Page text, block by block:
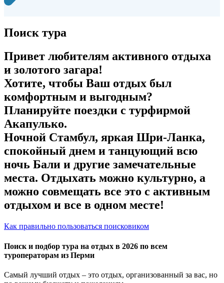
Поиск тура
Привет любителям активного отдыха
и золотого загара!
Хотите, чтобы Ваш отдых был
комфортным и выгодным?
Планируйте поездки с турфирмой
Акапулько.
Ночной Стамбул, яркая Шри-Ланка,
спокойный днем и танцующий всю
ночь Бали и другие замечательные
места. Отдыхать можно культурно, а
можно совмещать все это с активным
отдыхом и все в одном месте!
Как правильно пользоваться поисковиком
Поиск и подбор тура на отдых в 2026 по всем
туроператорам из Перми
Самый лучший отдых – это отдых, организованный за вас, но